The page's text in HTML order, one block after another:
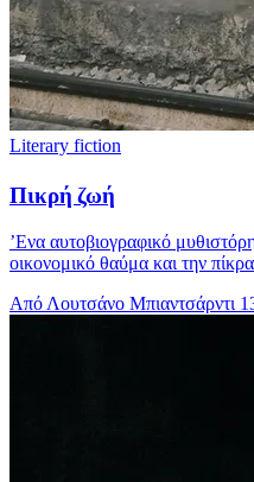
Literary fiction
Πικρή ζωή
’Ενα αυτοβιογραφικό
οικονομικό θαύμα και την
Από Λουτσάνο Μπιαντσάρντι